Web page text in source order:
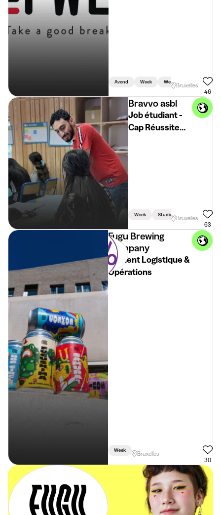
Avond Week WeekendBruxelles
46
Bravvo asbl
Job étudiant -
Cap Réussite
Week Studiegerelateerd
Bruxelles
63
Fugu Brewing
Company
Student Logistique &
Opérations
Week
Bruxelles
30
De beste
studentenjobs in
je mailbox. Dat is
pas eenvoudig!